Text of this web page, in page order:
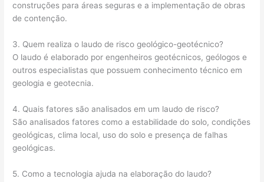
construções para áreas seguras e a implementação de obras
de contenção.
3. Quem realiza o laudo de risco geológico-geotécnico?
O laudo é elaborado por engenheiros geotécnicos, geólogos e
outros especialistas que possuem conhecimento técnico em
geologia e geotecnia.
4. Quais fatores são analisados em um laudo de risco?
São analisados fatores como a estabilidade do solo, condições
geológicas, clima local, uso do solo e presença de falhas
geológicas.
5. Como a tecnologia ajuda na elaboração do laudo?